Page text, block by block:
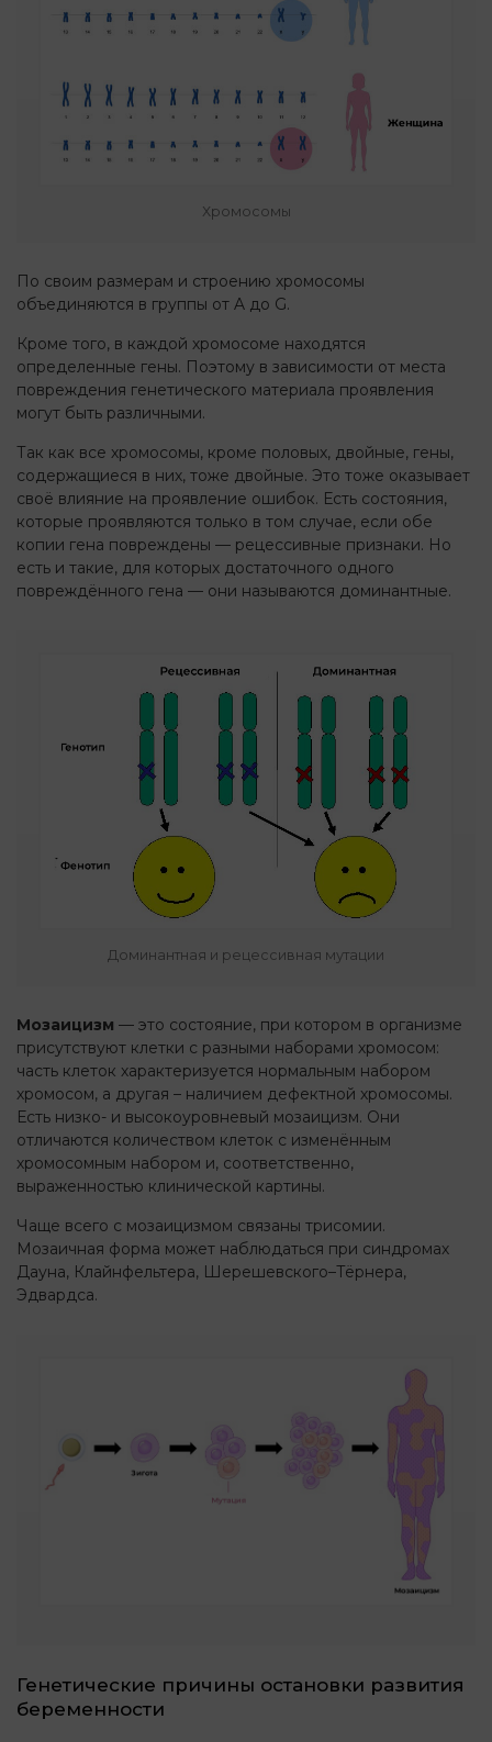
Хромосомы
По своим размерам и строению хромосомы
объединяются в группы от A до G.
Кроме того, в каждой хромосоме находятся
определенные гены. Поэтому в зависимости от места
повреждения генетического материала проявления
могут быть различными.
Так как все хромосомы, кроме половых, двойные, гены,
содержащиеся в них, тоже двойные. Это тоже оказывает
своё влияние на проявление ошибок. Есть состояния,
которые проявляются только в том случае, если обе
копии гена повреждены — рецессивные признаки. Но
есть и такие, для которых достаточного одного
повреждённого гена — они называются доминантные.
Доминантная и рецессивная мутации
Мозаицизм — это состояние, при котором в организме
присутствуют клетки с разными наборами хромосом:
часть клеток характеризуется нормальным набором
хромосом, а другая – наличием дефектной хромосомы.
Есть низко- и высокоуровневый мозаицизм. Они
отличаются количеством клеток с изменённым
хромосомным набором и, соответственно,
выраженностью клинической картины.
Чаще всего с мозаицизмом связаны трисомии.
Мозаичная форма может наблюдаться при синдромах
Дауна, Клайнфельтера, Шерешевского–Тёрнера,
Эдвардса.
Генетические причины остановки развития
беременности